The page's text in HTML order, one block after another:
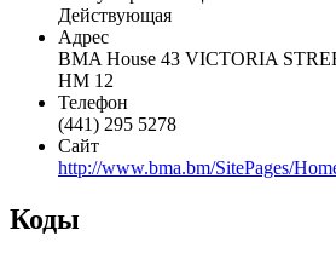
Действующая
Адрес
BMA House 43 VICTORIA
HM 12
Телефон
(441) 295 5278
Сайт
http://www.bma.bm/SitePages/
Коды